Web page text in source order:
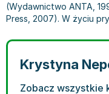
Książki: Prawo
Inne
Książki: Prawo
Książki: Prawo
Książki: Prawo karne
Książki kryminały
Książki z poezją,
Książki dramaty
Tomiki poezji
Książki o sztuce
Książki: bajki dla
Do kąpieli i zabawy
Kolorowanki i książki
Obrazki kontrastowe
Poznawanie świata
Mapy - Świat
Przewodniki
Przewodniki
Książki: Zdrowie,
Książki: Rodzina,
Jan Kochanowski
Henning Mankell
Beata Pawlikowska
Diana Palmer
Bear Grylls
(Wydawnictwo ANTA,
Press, 2007). W życiu
Krystyna
Zobacz wszystkie